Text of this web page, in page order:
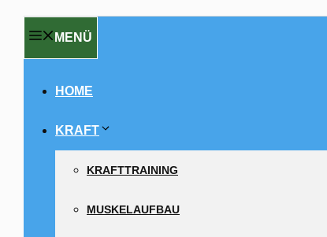
MENÜ
HOME
KRAFT
KRAFTTRAINING
MUSKELAUFBAU